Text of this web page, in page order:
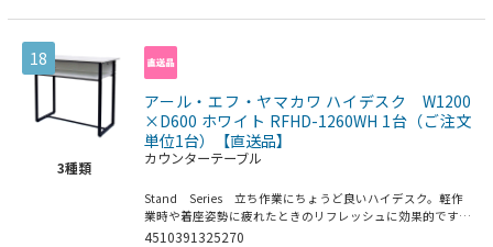
18
3種類
アール・エフ・ヤマカワ ハイデスク W1200
×D600 ホワイト RFHD-1260WH 1台（ご注文
単位1台）【直送品】
カウンターテーブル
Stand Series 立ち作業にちょうど良いハイデスク。軽作
業時や着座姿勢に疲れたときのリフレッシュに効果的です。
棚板やフック付きで荷物の置き場にも困りません。天板には
4510391325270